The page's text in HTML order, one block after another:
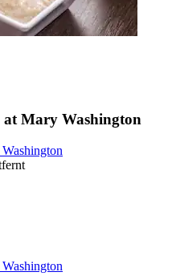
Mary Washington